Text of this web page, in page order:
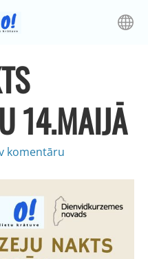
14.MAIJĀ
komentāru